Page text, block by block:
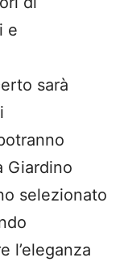
e
sarà
Giardino
selezionato
l’eleganza